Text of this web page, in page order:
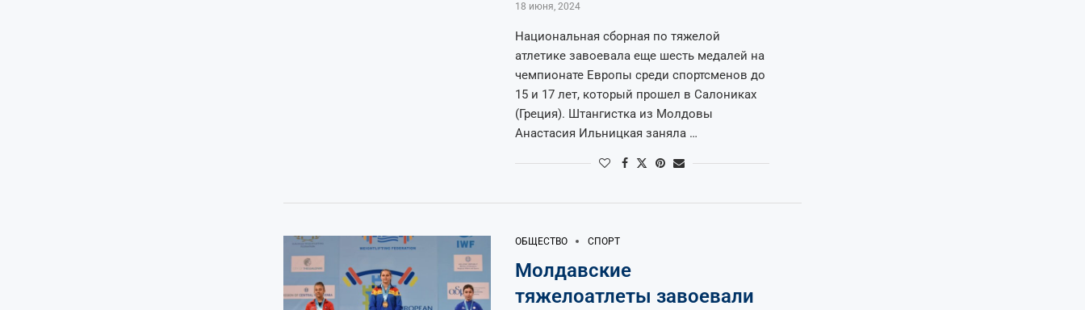
18 июня, 2024
Национальная сборная по тяжелой
атлетике завоевала еще шесть медалей на
чемпионате Европы среди спортсменов до
15 и 17 лет, который прошел в Салониках
(Греция). Штангистка из Молдовы
Анастасия Ильницкая заняла …
ОБЩЕСТВО СПОРТ
Молдавские
тяжелоатлеты завоевали